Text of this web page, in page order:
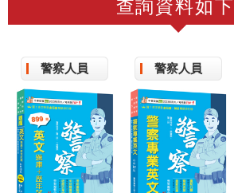
查詢資料如
警察人員 警察人員